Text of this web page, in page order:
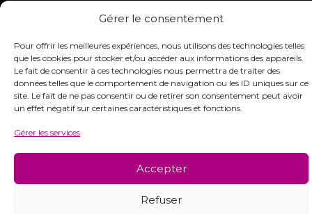
Gérer le consentement
Pour offrir les meilleures expériences, nous utilisons des technologies telles
que les cookies pour stocker et/ou accéder aux informations des appareils.
Le fait de consentir à ces technologies nous permettra de traiter des
données telles que le comportement de navigation ou les ID uniques sur ce
site. Le fait de ne pas consentir ou de retirer son consentement peut avoir
un effet négatif sur certaines caractéristiques et fonctions.
Gérer les services
Accepter
Refuser
7 Boulevard des Frères Lumière
France
+33 (0)4 74 01 99 80
commandes@interstiss.com
© 2026 Interstiss Loisirs Créatifs. Tous droits réservés.